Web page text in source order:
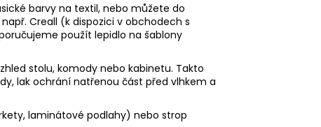
barvy na textil, nebo můžete do
Creall (k dispozici v obchodech s
použít lepidlo na šablony
stolu, komody nebo kabinetu. Takto
lak ochrání natřenou část před vlhkem a
laminátové podlahy) nebo strop